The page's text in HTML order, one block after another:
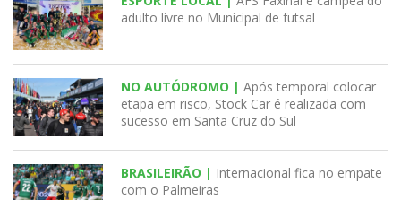
adulto livre no Municipal de futsal
NO AUTÓDROMO | Após temporal colocar
etapa em risco, Stock Car é realizada com
sucesso em Santa Cruz do Sul
BRASILEIRÃO | Internacional fica no empate
com o Palmeiras